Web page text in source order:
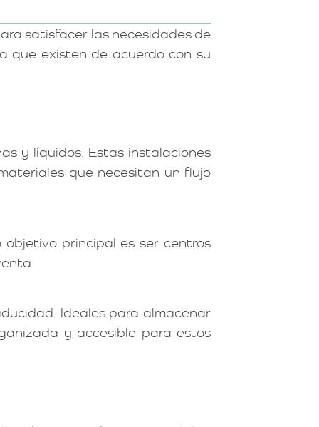
satisfacer las necesidades de
que existen de acuerdo con su
y líquidos. Estas instalaciones
que necesitan un flujo
principal es ser centros
Ideales para almacenar
y accesible para estos